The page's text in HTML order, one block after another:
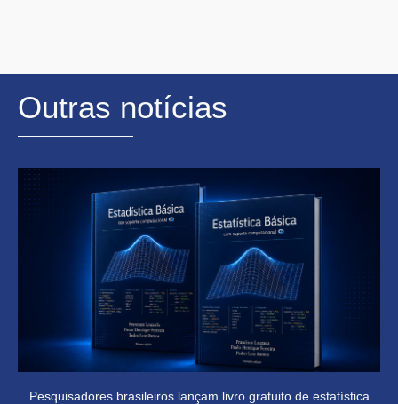
Outras notícias
Pesquisadores brasileiros lançam livro gratuito de estatística